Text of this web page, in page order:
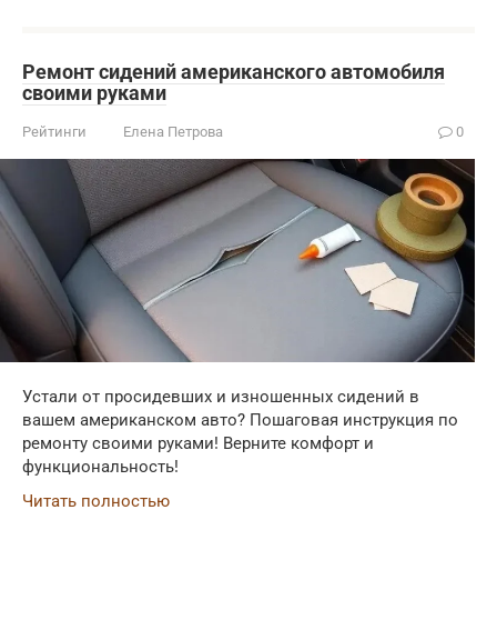
Ремонт сидений американского автомобиля
своими руками
Рейтинги Елена Петрова 0
Устали от просидевших и изношенных сидений в
вашем американском авто? Пошаговая инструкция по
ремонту своими руками! Верните комфорт и
функциональность!
Читать полностью